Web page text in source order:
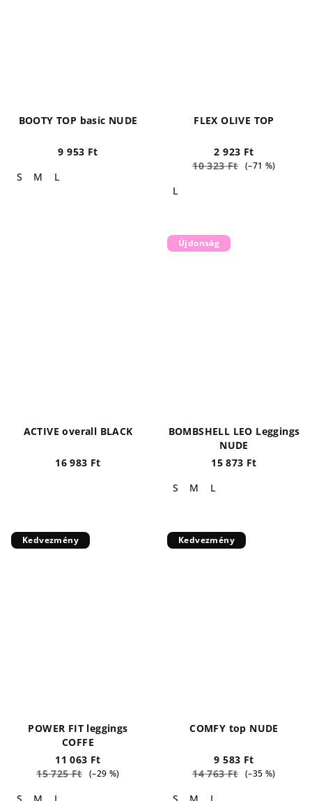
BOOTY TOP basic NUDE
9 953 Ft
S
M L
FLEX OLIVE TOP
2 923 Ft
10 323 Ft (–71 %)
L
ACTIVE overall BLACK
16 983 Ft
Újdonság
BOMBSHELL LEO Leggings
NUDE
15 873 Ft
S
M L
Kedvezmény
POWER FIT leggings
COFFE
11 063 Ft
15 725 Ft (–29 %)
Kedvezmény
COMFY top NUDE
9 583 Ft
14 763 Ft (–35 %)